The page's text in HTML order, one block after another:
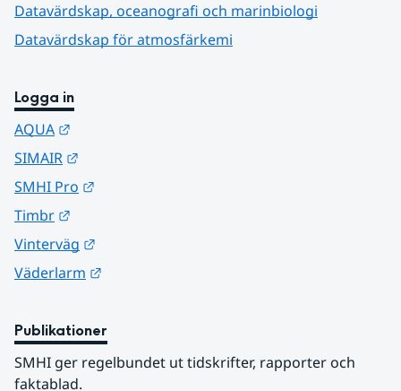
Datavärdskap, oceanografi och marinbiologi
Datavärdskap för atmosfärkemi
Logga in
AQUA
SIMAIR
SMHI Pro
Timbr
Vinterväg
Väderlarm
Publikationer
SMHI ger regelbundet ut tidskrifter, rapporter och
faktablad.